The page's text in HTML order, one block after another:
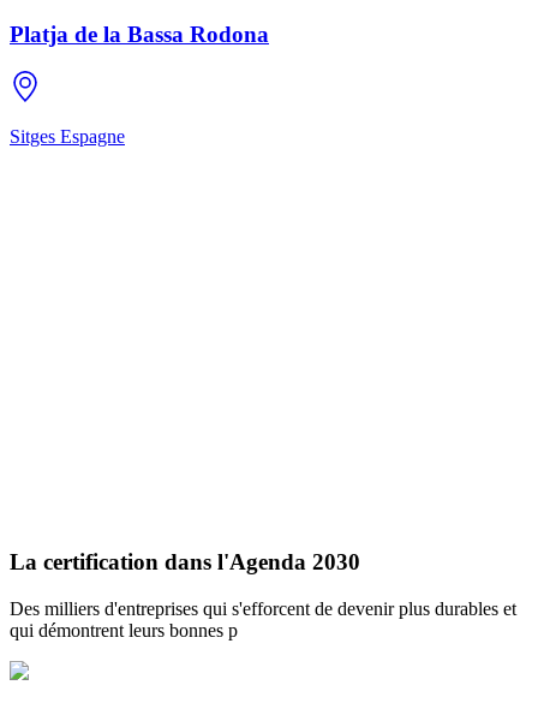
Platja de la Bassa Rodona
Sitges Espagne
La certification dans l'Agenda 2030
Des milliers d'entreprises qui s'efforcent de devenir plus durables et
qui démontrent leurs bonnes p